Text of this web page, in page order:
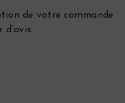
de votre commande
d’avis.